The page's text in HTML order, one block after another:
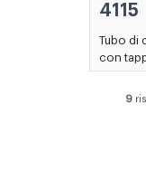
4115
Tubo di
con
9